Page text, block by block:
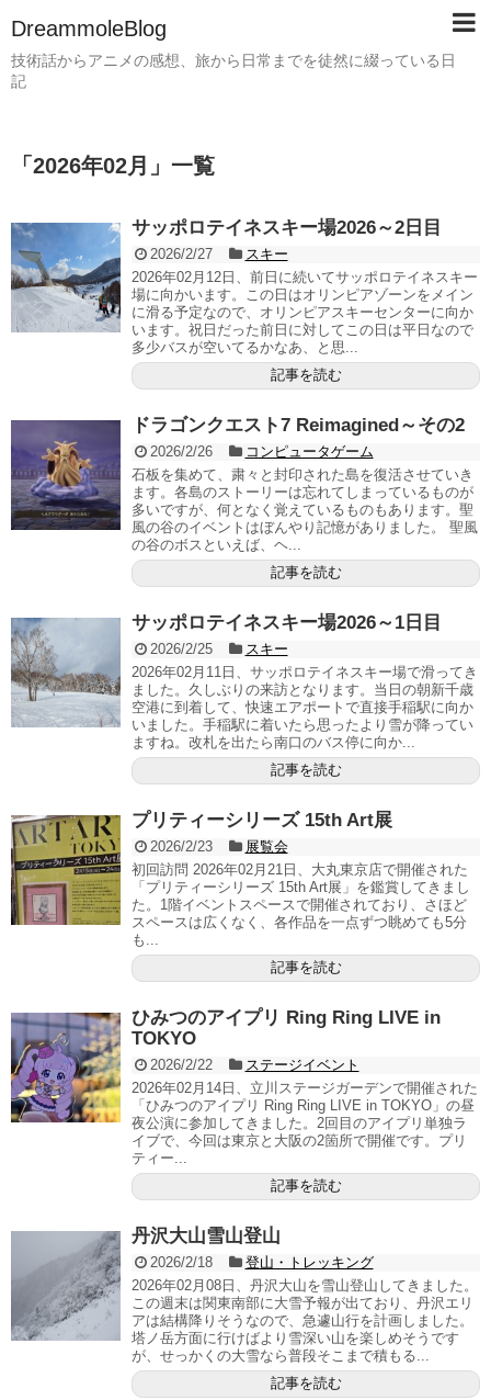
DreammoleBlog
技術話からアニメの感想、旅から日常までを徒然に綴っている日
記
「 2026年02月 」 一覧
サッポロテイネスキー場2026～2日目
2026/2/27
スキー
2026年02月12日、前日に続いてサッポロテイネスキー
場に向かいます。この日はオリンピアゾーンをメイン
に滑る予定なので、オリンピアスキーセンターに向か
います。祝日だった前日に対してこの日は平日なので
多少バスが空いてるかなあ、と思...
記事を読む
ドラゴンクエスト7 Reimagined～その2
2026/2/26
コンピュータゲーム
石板を集めて、粛々と封印された島を復活させていき
ます。各島のストーリーは忘れてしまっているものが
多いですが、何となく覚えているものもあります。聖
風の谷のイベントはぼんやり記憶がありました。 聖風
の谷のボスといえば、ヘ...
記事を読む
サッポロテイネスキー場2026～1日目
2026/2/25
スキー
2026年02月11日、サッポロテイネスキー場で滑ってき
ました。久しぶりの来訪となります。当日の朝新千歳
空港に到着して、快速エアポートで直接手稲駅に向か
いました。手稲駅に着いたら思ったより雪が降ってい
ますね。改札を出たら南口のバス停に向か...
記事を読む
プリティーシリーズ 15th Art展
2026/2/23
展覧会
初回訪問 2026年02月21日、大丸東京店で開催された
「プリティーシリーズ 15th Art展」を鑑賞してきまし
た。1階イベントスペースで開催されており、さほど
スペースは広くなく、各作品を一点ずつ眺めても5分
も...
記事を読む
ひみつのアイプリ Ring Ring LIVE in
TOKYO
2026/2/22
ステージイベント
2026年02月14日、立川ステージガーデンで開催された
「ひみつのアイプリ Ring Ring LIVE in TOKYO」の昼
夜公演に参加してきました。2回目のアイプリ単独ラ
イブで、今回は東京と大阪の2箇所で開催です。プリ
ティー...
記事を読む
丹沢大山雪山登山
2026/2/18
登山・トレッキング
2026年02月08日、丹沢大山を雪山登山してきました。
この週末は関東南部に大雪予報が出ており、丹沢エリ
アは結構降りそうなので、急遽山行を計画しました。
塔ノ岳方面に行けばより雪深い山を楽しめそうです
が、せっかくの大雪なら普段そこまで積もる...
記事を読む